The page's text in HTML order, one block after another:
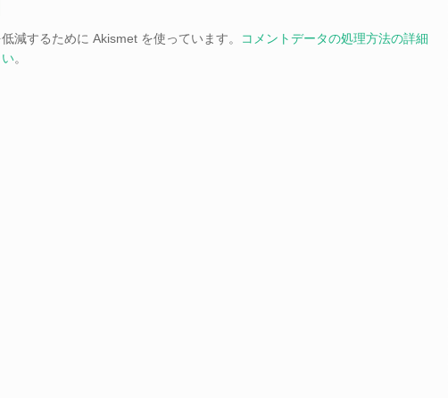
減するために Akismet を使っています。
コメントデータの処理方法の詳細
。